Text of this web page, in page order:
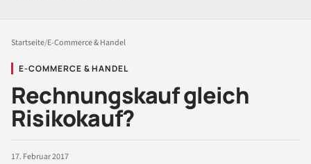
Startseite/E-Commerce & Handel
E-COMMERCE & HANDEL
Rechnungskauf gleich
Risikokauf?
17. Februar 2017